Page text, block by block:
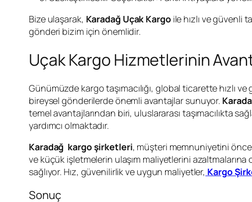
Bize ulaşarak, Karadağ Uçak Kargoile hızlı ve güvenli
gönderi bizim için önemlidir.
Uçak Kargo Hizmetlerinin
Günümüzde kargo taşımacılığı, global ticarette hızlı
bireysel gönderilerde önemli avantajlar sunuyor.
temel avantajlarından biri, uluslararası taşımacılıkta
yardımcı olmaktadır.
Karadağ kargo şirketleri, müşteri memnuniyetini
ve küçük işletmelerin ulaşım maliyetlerini
sağlıyor. Hız, güvenilirlik ve uygun maliyetler, Kargo
Sonuç